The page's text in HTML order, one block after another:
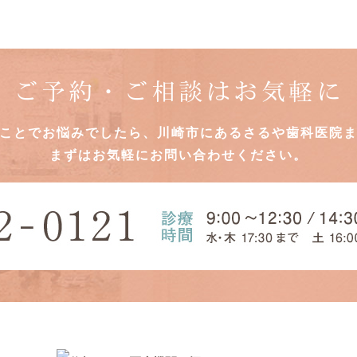
ご予約・ご相談はお気軽に
とでお悩みでしたら、川崎市にあるさるや歯科医院
まずはお気軽にお問い合わせください。